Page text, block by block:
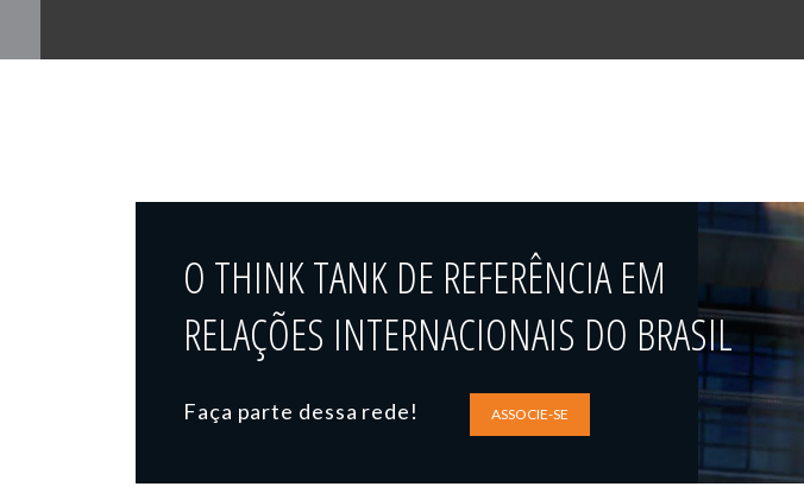
O THINK TANK DE REFERÊNCIA EM
RELAÇÕES INTERNACIONAIS DO BRASIL
Faça parte dessa rede! ASSOCIE-SE